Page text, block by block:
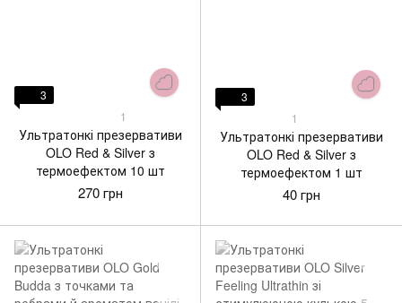
3
1
Ультратонкі презервативи
OLO Red & Silver з
термоефектом 10 шт
270 грн
3
1
Ультратонкі презервативи
OLO Red & Silver з
термоефектом 1 шт
40 грн